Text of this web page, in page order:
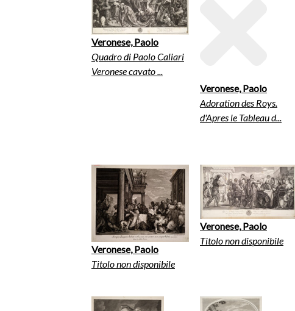
Veronese, Paolo
Quadro di Paolo Caliari
Veronese cavato ...
Veronese, Paolo
Adoration des Roys.
d'Apres le Tableau d...
Veronese, Paolo
Titolo non disponibile
Veronese, Paolo
Titolo non disponibile